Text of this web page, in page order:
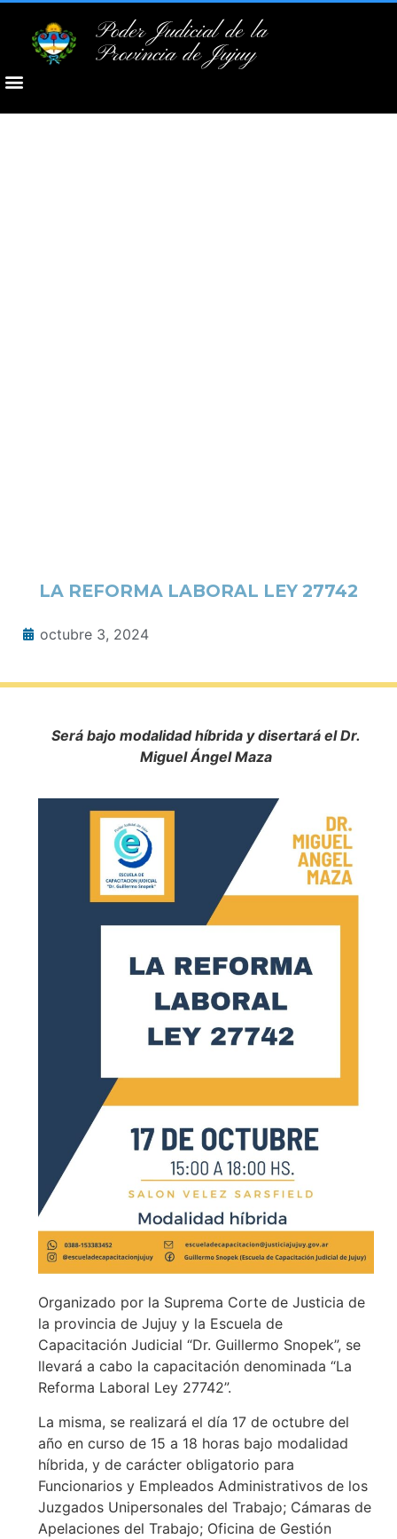
Poder Judicial de la
Provincia de Jujuy
LA REFORMA LABORAL LEY 27742
octubre 3, 2024
Será bajo modalidad híbrida y disertará el Dr.
Miguel Ángel Maza
Organizado por la Suprema Corte de Justicia de
la provincia de Jujuy y la Escuela de
Capacitación Judicial “Dr. Guillermo Snopek”, se
llevará a cabo la capacitación denominada “La
Reforma Laboral Ley 27742”.
La misma, se realizará el día 17 de octubre del
año en curso de 15 a 18 horas bajo modalidad
híbrida, y de carácter obligatorio para
Funcionarios y Empleados Administrativos de los
Juzgados Unipersonales del Trabajo; Cámaras de
Apelaciones del Trabajo; Oficina de Gestión